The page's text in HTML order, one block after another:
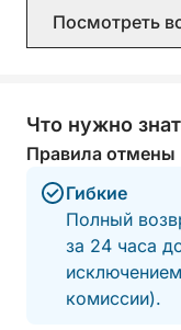
Посмотреть
Что нужно
Правила отмены
Гибкие
Полный
за 24 часа
комиссии).